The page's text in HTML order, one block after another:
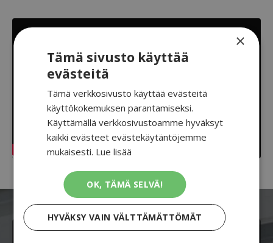
×
Tämä sivusto käyttää
evästeitä
Tämä verkkosivusto käyttää evästeitä
käyttökokemuksen parantamiseksi.
Käyttämällä verkkosivustoamme hyväksyt
kaikki evästeet evästekäytäntöjemme
mukaisesti. Lue lisää
OK, TÄMÄ SELVÄ!
HYVÄKSY VAIN VÄLTTÄMÄTTÖMÄT